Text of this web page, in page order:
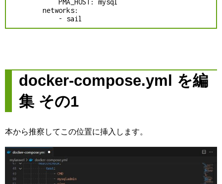
            - sail
docker-compose.yml を編
集 その1
本から推察してこの位置に挿入します。